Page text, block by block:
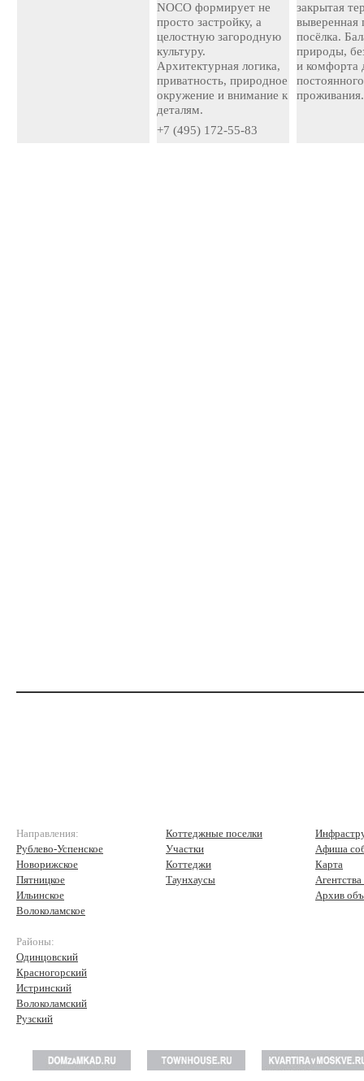
NOCO формирует не
просто застройку, а
целостную загородную
культуру.
Архитектурная логика,
приватность, природное
окружение и внимание к
деталям.
+7 (495) 172-55-83
закрытая
выверенная
посёлка.
природы,
и комфорта
постоянного
проживания.
Направления:
Рублево-Успенское
Новорижское
Пятницкое
Ильинское
Волоколамское
Районы:
Одинцовский
Красногорский
Истринский
Волоколамский
Рузский
Коттеджные поселки
Участки
Коттеджи
Таунхаусы
Афиша
Карта
Архив